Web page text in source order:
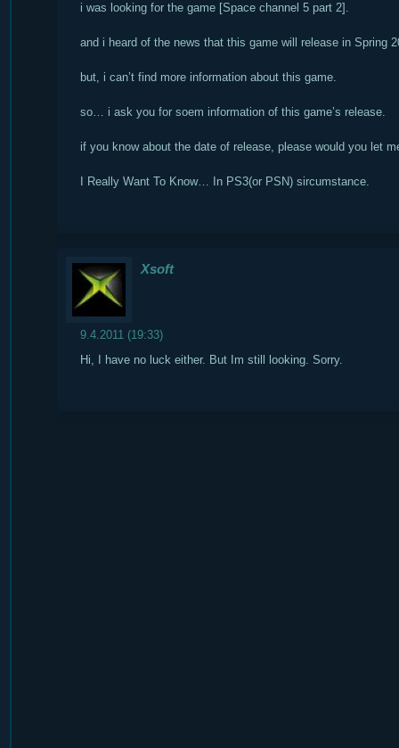
i was looking for the game [Space channel 5 part 2].
and i heard of the news that this game will release in Spring
but, i can’t find more information about this game.
so… i ask you for soem information of this game’s release.
if you know about the date of release, please would you let
I Really Want To Know… In PS3(or PSN) sircumstance.
Xsoft
9.4.2011 (19:33)
Hi, I have no luck either. But Im still looking. Sorry.